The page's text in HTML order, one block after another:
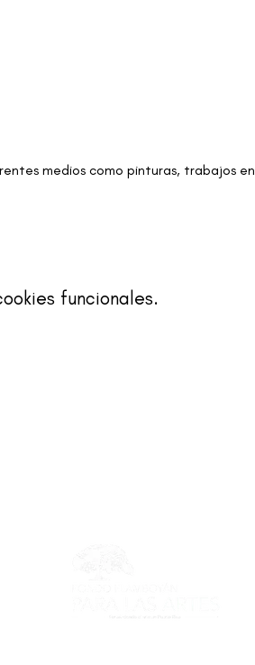
medios como pinturas, trabajos en
funcionales.